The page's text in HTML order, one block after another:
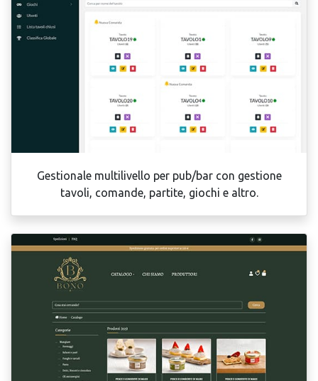
Gestionale multilivello per pub/bar con gestione
tavoli, comande, partite, giochi e altro.